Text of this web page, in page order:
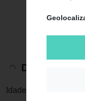
Descrição do
Idade: +0 meses